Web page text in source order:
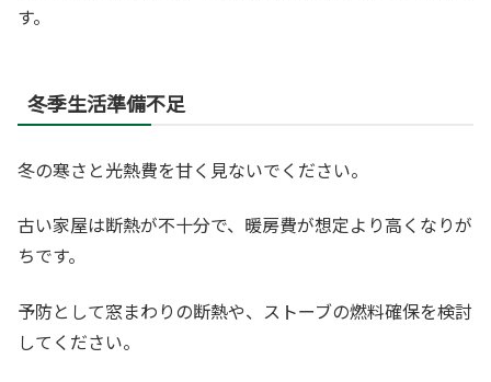
す。
冬季生活準備不足
冬の寒さと光熱費を甘く見ないでください。
古い家屋は断熱が不十分で、暖房費が想定より高くなりが
ちです。
予防として窓まわりの断熱や、ストーブの燃料確保を検討
してください。